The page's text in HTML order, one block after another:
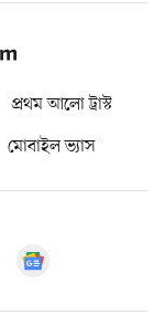
প্রথম আলো ট্রাস্ট
মোবাইল ভ্যাস